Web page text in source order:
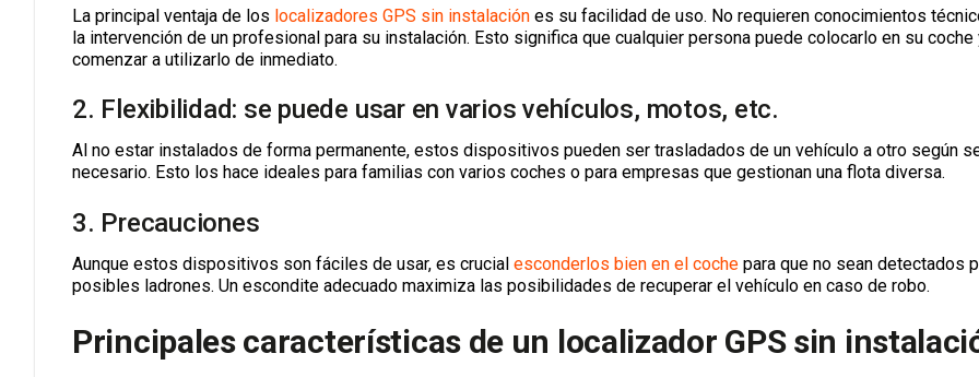
La principal ventaja de los localizadores GPS sin instalación es su facilidad de uso. No requieren conocimientos
la intervención de un profesional para su instalación. Esto significa que cualquier persona puede colocarlo en su coche
comenzar a utilizarlo de inmediato.
2. Flexibilidad: se puede usar en varios vehículos, motos, etc.
Al no estar instalados de forma permanente, estos dispositivos pueden ser trasladados de un vehículo a otro según
necesario. Esto los hace ideales para familias con varios coches o para empresas que gestionan una flota diversa.
3. Precauciones
Aunque estos dispositivos son fáciles de usar, es crucial esconderlos bien en el coche para que no sean detectados
posibles ladrones. Un escondite adecuado maximiza las posibilidades de recuperar el vehículo en caso de robo.
Principales características de un localizador GPS sin